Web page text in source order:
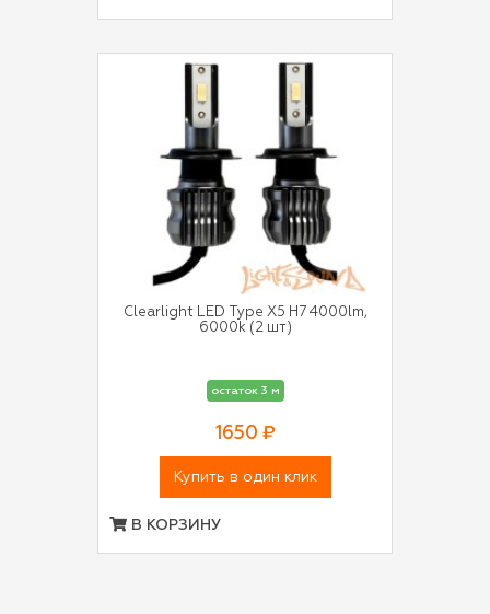
Clearlight LED Type X5 H7 4000lm,
6000k (2 шт)
остаток 3 м
1650 ₽
Купить в один клик
В КОРЗИНУ